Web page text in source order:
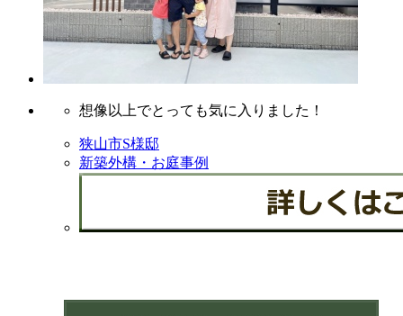
想像以上でとっても気に入りました！
狭山市S様邸
新築外構・お庭事例